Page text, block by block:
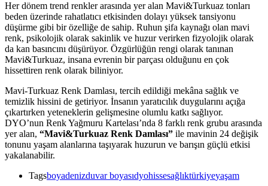
Her dönem trend renkler arasında yer alan Mavi&Turkuaz tonları
beden üzerinde rahatlatıcı etkisinden dolayı yüksek tansiyonu
düşürme gibi bir özelliğe de sahip. Ruhun şifa kaynağı olan mavi
renk, psikolojik olarak sakinlik ve huzur verirken fizyolojik olarak
da kan basıncını düşürüyor. Özgürlüğün rengi olarak tanınan
Mavi&Turkuaz, insana evrenin bir parçası olduğunu en çok
hissettiren renk olarak biliniyor.
Mavi-Turkuaz Renk Damlası, tercih edildiği mekâna sağlık ve
temizlik hissini de getiriyor. İnsanın yaratıcılık duygularını açığa
çıkartırken yeteneklerin gelişmesine olumlu katkı sağlıyor.
DYO’nun Renk Yağmuru Kartelası’nda 8 farklı renk grubu arasında
yer alan, “Mavi&Turkuaz Renk Damlası” ile mavinin 24 değişik
tonunu yaşam alanlarına taşıyarak huzurun ve barışın güçlü etkisi
yakalanabilir.
Tagsboyadenizduvar boyasıdyohissesağlıktürkiyeyaşam